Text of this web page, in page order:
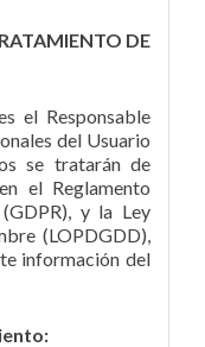
DE
el Responsable
del Usuario
se tratarán de
el Reglamento
y la Ley
(LOPDGDD),
información del